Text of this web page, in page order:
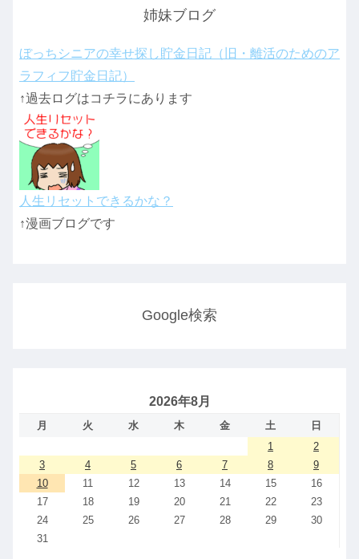
姉妹ブログ
ぼっちシニアの幸せ探し貯金日記（旧・離活のためのア
ラフィフ貯金日記）
↑過去ログはコチラにあります
人生リセットできるかな？
↑漫画ブログです
Google検索
2026年8月
月 火 水 木 金 土
日
1
2
3
4 5 6 7 8
9
10
11 12 13 14 15
16
17
18 19 20 21 22
23
24
25 26 27 28 29
30
31